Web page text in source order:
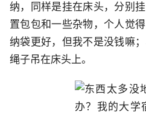
纳，同样是挂在床头，分别
置包包和一些杂物，个人觉
纳袋更好，但我不是没钱嘛
绳子吊在床头上。